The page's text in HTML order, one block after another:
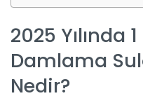
2025 Yılında
Damlama
Nedir?